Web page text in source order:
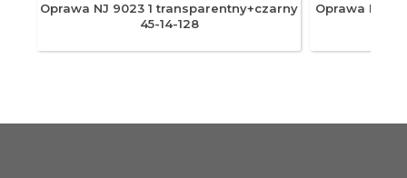
Oprawa NJ 9023 1 transparentny+czarny
45-14-128
Oprawa NJ